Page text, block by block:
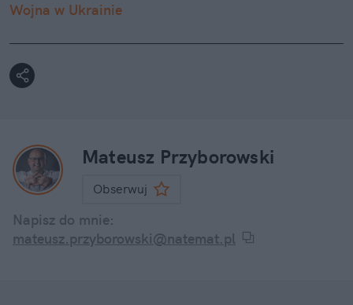
Wojna w Ukrainie
Mateusz Przyborowski
Obserwuj
Napisz do mnie:
mateusz.przyborowski@natemat.pl